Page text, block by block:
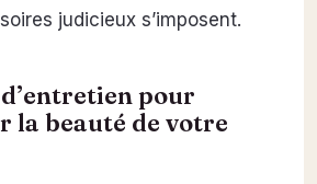
judicieux s’imposent.
pour
la beauté de votre